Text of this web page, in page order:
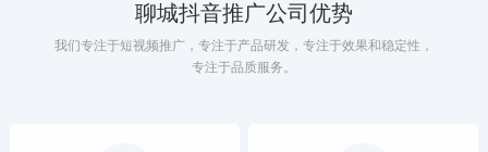
聊城抖音推广公司优势
我们专注于短视频推广，专注于产品研发，专注于效果和稳定性，
专注于品质服务。